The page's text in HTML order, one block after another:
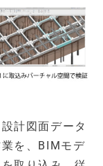
計図面データ
を、BIMモデ